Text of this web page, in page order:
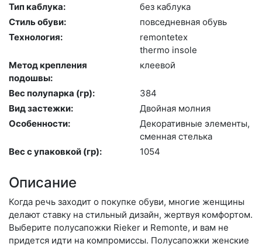
Тип каблука:
без каб­лу­ка
Стиль обуви:
пов­седнев­ная обувь
Технология:
re­mon­te­tex
ther­mo in­so­le
Метод крепления
подошвы:
кле­евой
Вес полупарка (гр):
384
Вид застежки:
Двой­ная мол­ния
Особенности:
Де­кора­тив­ные эле­мен­ты,
смен­ная стель­ка
Вес с упаковкой (гр):
1054
Описание
Когда речь заходит о покупке обуви, многие женщины
делают ставку на стильный дизайн, жертвуя комфортом.
Выберите по­луса­пож­ки Rieker и Remonte, и вам не
придется идти на компромиссы. Полусапожки женские